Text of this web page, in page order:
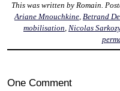
This was written by Romain.
Ariane Mnouchkine, Betrand
mobilisation, Nicolas Sarkozy
One Comment